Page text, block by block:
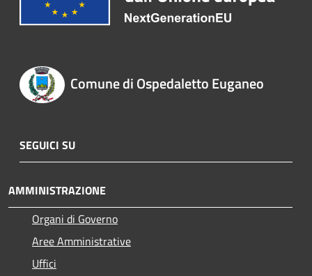
Comune di Ospedaletto Euganeo
SEGUICI SU
AMMINISTRAZIONE
Organi di Governo
Aree Amministrative
Uffici